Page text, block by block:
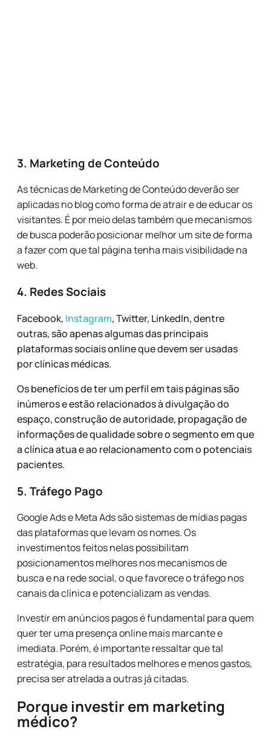
3. Marketing de Conteúdo
As técnicas de Marketing de Conteúdo deverão ser
aplicadas no blog como forma de atrair e de educar os
visitantes. É por meio delas também que mecanismos
de busca poderão posicionar melhor um site de forma
a fazer com que tal página tenha mais visibilidade na
web.
4. Redes Sociais
Facebook, Instagram, Twitter, LinkedIn, dentre
outras, são apenas algumas das principais
plataformas sociais online que devem ser usadas
por clínicas médicas.
Os benefícios de ter um perfil em tais páginas são
inúmeros e estão relacionados à divulgação do
espaço, construção de autoridade, propagação de
informações de qualidade sobre o segmento em que
a clínica atua e ao relacionamento com o potenciais
pacientes.
5. Tráfego Pago
Google Ads e Meta Ads são sistemas de mídias pagas
das plataformas que levam os nomes. Os
investimentos feitos nelas possibilitam
posicionamentos melhores nos mecanismos de
busca e na rede social, o que favorece o tráfego nos
canais da clínica e potencializam as vendas.
Investir em anúncios pagos é fundamental para quem
quer ter uma presença online mais marcante e
imediata. Porém, é importante ressaltar que tal
estratégia, para resultados melhores e menos gastos,
precisa ser atrelada a outras já citadas.
Porque investir em marketing
médico?